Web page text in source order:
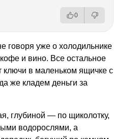
0
говоря уже о холодильнике
и вино. Все остальное
ключи в маленьком ящичке с
же кладем деньги за
глубиной — по щиколотку,
водорослями, а